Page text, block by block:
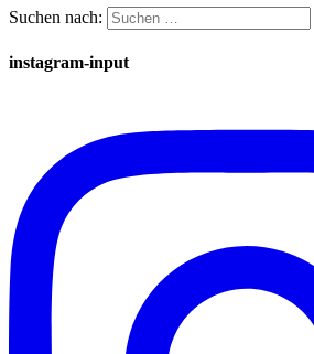
Suchen nach:
instagram-input